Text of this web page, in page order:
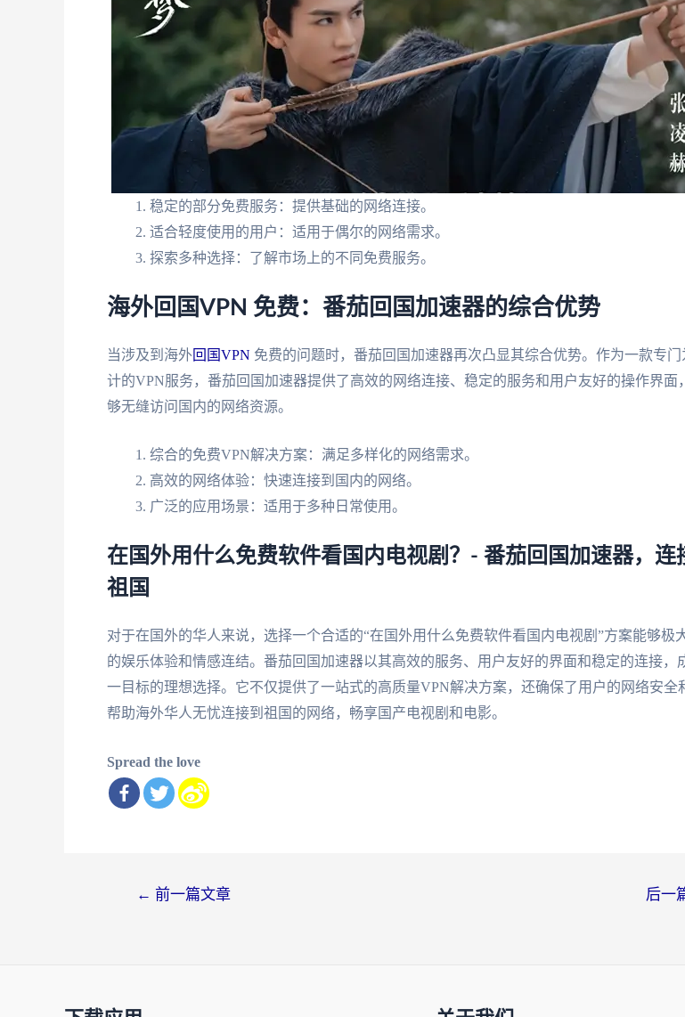
稳定的部分免费服务：提供基础的网络连接。
适合轻度使用的用户：适用于偶尔的网络需求。
探索多种选择：了解市场上的不同免费服务。
海外回国VPN 免费：番茄回国加速器的综合优势
当涉及到海外回国VPN 免费的问题时，番茄回国加速器再次凸显其综合优势。作为一款专
计的VPN服务，番茄回国加速器提供了高效的网络连接、稳定的服务和用户友好的操作界面
够无缝访问国内的网络资源。
综合的免费VPN解决方案：满足多样化的网络需求。
高效的网络体验：快速连接到国内的网络。
广泛的应用场景：适用于多种日常使用。
在国外用什么免费软件看国内电视剧？- 番茄回国加速器，连
祖国
对于在国外的华人来说，选择一个合适的“在国外用什么免费软件看国内电视剧”方案能够极
的娱乐体验和情感连结。番茄回国加速器以其高效的服务、用户友好的界面和稳定的连接，
一目标的理想选择。它不仅提供了一站式的高质量VPN解决方案，还确保了用户的网络安全
帮助海外华人无忧连接到祖国的网络，畅享国产电视剧和电影。
Spread the love
← 前一篇文章 后一